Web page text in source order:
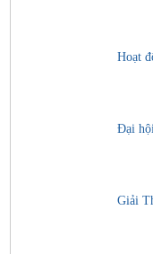
Hoạt
Đại
Giải